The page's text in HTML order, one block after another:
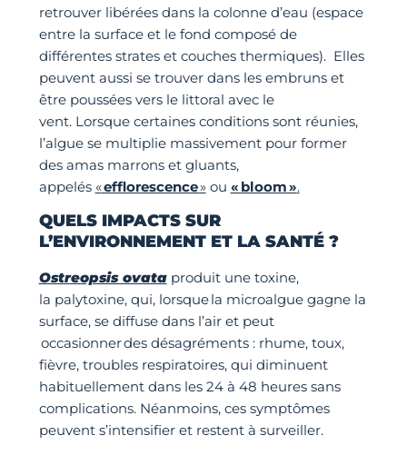
retrouver libérées dans la colonne d’eau (espace
entre la surface et le fond composé de
différentes strates et couches thermiques). Elles
peuvent aussi se trouver dans les embruns et
être poussées vers le littoral avec le
vent. Lorsque certaines conditions sont réunies,
l’algue se multiplie massivement pour former
des amas marrons et gluants,
appelés «efflorescence»ou « bloom ».
QUELS IMPACTS SUR
L’ENVIRONNEMENTET LA SANTÉ ?
Ostreopsis ovata produit une toxine,
la palytoxine, qui, lorsque la microalgue gagne la
surface, se diffuse dans l’air et peut
occasionner des désagréments : rhume, toux,
fièvre, troubles respiratoires, qui diminuent
habituellement dans les 24 à 48 heures sans
complications. Néanmoins, ces symptômes
peuvent s’intensifier et restent à surveiller.